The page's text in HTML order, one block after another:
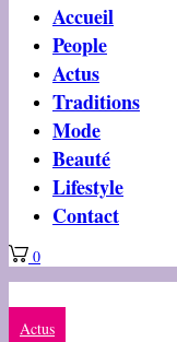
Accueil
People
Actus
Traditions
Mode
Beauté
Lifestyle
Contact
0
Actus